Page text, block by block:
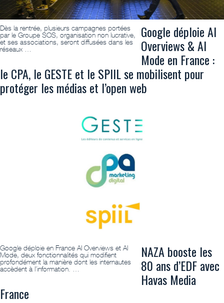
Dès la rentrée, plusieurs campagnes portées
par le Groupe SOS, organisation non lucrative,
et ses associations, seront diffusées dans les
réseaux …
Google déploie AI
Overviews & AI
Mode en France :
le CPA, le GESTE et le SPIIL se mobilisent pour
protéger les médias et l’open web
Google déploie en France AI Overviews et AI
Mode, deux fonctionnalités qui modifient
profondément la manière dont les internautes
accèdent à l’information. …
NAZA booste les
80 ans d’EDF avec
Havas Media
France